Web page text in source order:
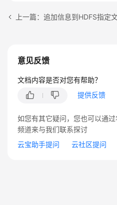
上一篇：追加信息到HDFS指定
意见反馈
文档内容是否对您有帮助？
提供反馈
如您有其它疑问，您也可以通
频道来与我们联系探讨
云宝助手提问
云社区提问